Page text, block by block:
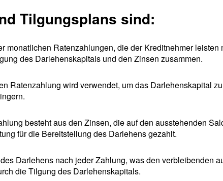
Tilgungsplans sind:
monatlichen Ratenzahlungen, die der Kreditnehmer leisten
des Darlehenskapitals und den Zinsen zusammen.
Ratenzahlung wird verwendet, um das Darlehenskapital
besteht aus den Zinsen, die auf den ausstehenden
für die Bereitstellung des Darlehens gezahlt.
Darlehens nach jeder Zahlung, was den verbleibenden
die Tilgung des Darlehenskapitals.